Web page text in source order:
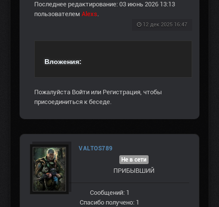
Последнее редактирование: 03 июнь 2026 13:13
пользователем Alexs.
12 дек 2025 16:47
Вложения:
Пожалуйста Войти или Регистрация, чтобы
присоединиться к беседе.
VALTOS789
Не в сети
ПРИБЫВШИЙ
Сообщений: 1
Спасибо получено: 1